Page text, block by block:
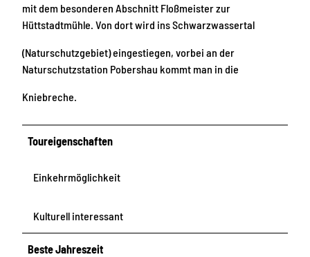
mit dem besonderen Abschnitt Floßmeister zur
Hüttstadtmühle. Von dort wird ins Schwarzwassertal
(Naturschutzgebiet) eingestiegen, vorbei an der
Naturschutzstation Pobershau kommt man in die
Kniebreche.
Toureigenschaften
Einkehrmöglichkeit
Kulturell interessant
Beste Jahreszeit